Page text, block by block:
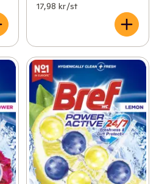
17,98 kr /st